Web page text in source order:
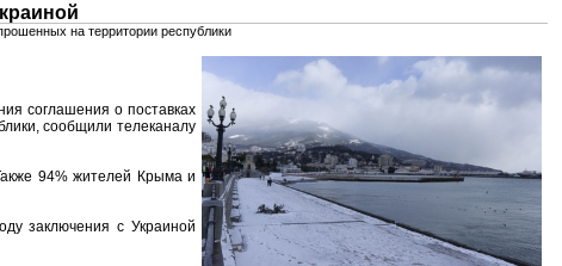
на территории республики
соглашения о поставках
сообщили телеканалу
94% жителей Крыма и
заключения с Украиной